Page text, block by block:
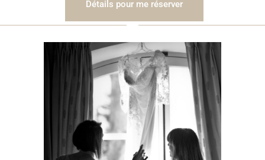
l'émotion et la connexion déjà présentes lors de votre
Vous pourrez ainsi vivre l’exaltation de ces moments de
bonheur sans vous soucier de l’aspect technique des
prises de vues. Vos photos de mariage méritent d’être
merveilleuses et authentiques !
Détails pour me réserver